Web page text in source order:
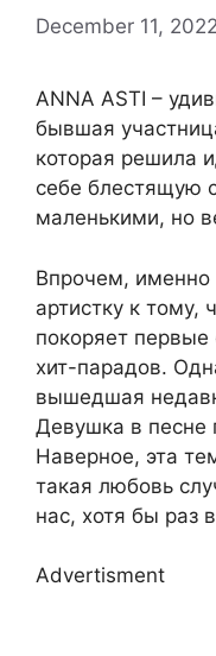
December 11, 2022
ANNA ASTI –
бывшая
которая решила
себе блестящую
маленькими, но
Впрочем, именно
артистку к тому,
покоряет первые
хит-парадов.
вышедшая
Девушка в песне
Наверное, эта
такая любовь
нас, хотя бы раз
Advertisment